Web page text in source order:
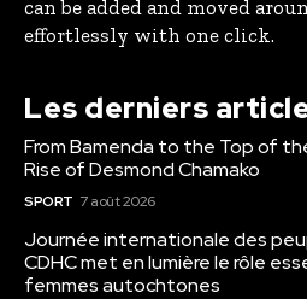
can be added and moved
effortlessly with one click.
Les derniers
From Bamenda to the Top of
Rise of Desmond Chamako
SPORT 7 août 2026
Journée internationale des
CDHC met en lumière le rôle
femmes autochtones